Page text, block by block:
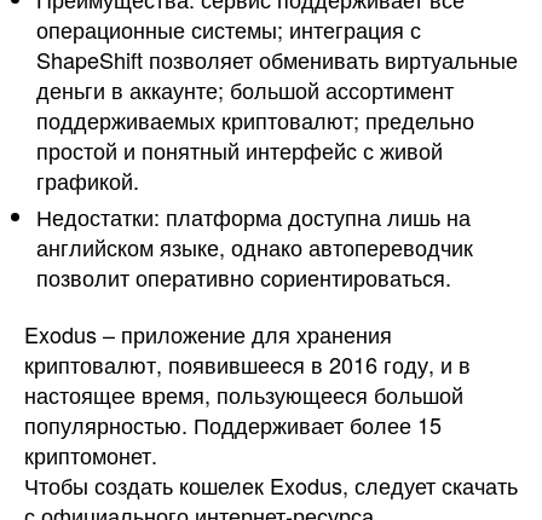
операционные системы; интеграция с
ShapeShift позволяет обменивать виртуальные
деньги в аккаунте; большой ассортимент
поддерживаемых криптовалют; предельно
простой и понятный интерфейс с живой
графикой.
Недостатки: платформа доступна лишь на
английском языке, однако автопереводчик
позволит оперативно сориентироваться.
Exodus – приложение для хранения
криптовалют, появившееся в 2016 году, и в
настоящее время, пользующееся большой
популярностью. Поддерживает более 15
криптомонет.
Чтобы создать кошелек Exodus, следует скачать